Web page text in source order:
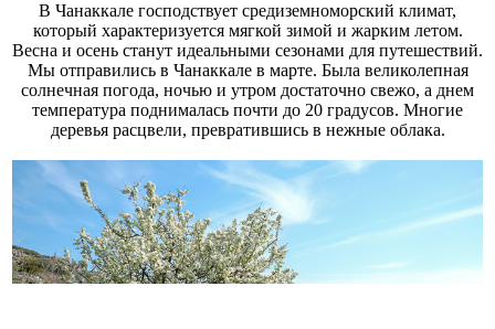
В Чанаккале господствует средиземноморский климат,
который характеризуется мягкой зимой и жарким летом.
Весна и осень станут идеальными сезонами для путешествий.
Мы отправились в Чанаккале в марте. Была великолепная
солнечная погода, ночью и утром достаточно свежо, а днем
температура поднималась почти до 20 градусов. Многие
деревья расцвели, превратившись в нежные облака.